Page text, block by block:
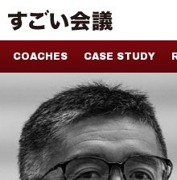
COACHES CASE STUDY